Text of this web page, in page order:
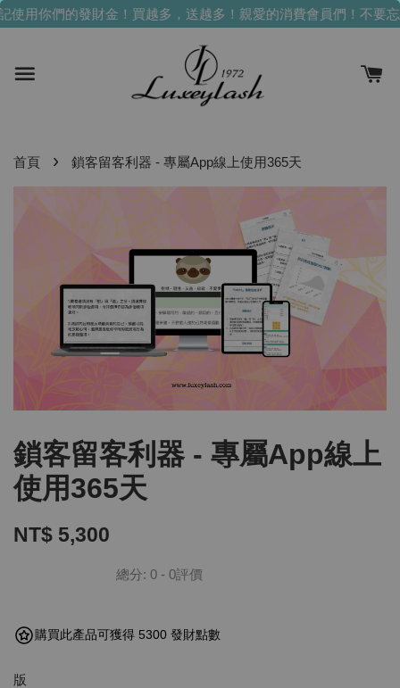
們的發財金！買越多，送越多！親愛的消費會員們！不要忘記使
首頁 › 鎖客留客利器 - 專屬App線上使用365天
鎖客留客利器 - 專屬App線上
使用365天
NT$ 5,300
總分: 0 - 0評價
購買此產品可獲得 5300 發財點數
版